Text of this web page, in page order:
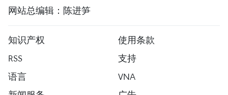
网站总编辑：陈进笋
知识产权
使用条款
RSS
支持
语言
VNA